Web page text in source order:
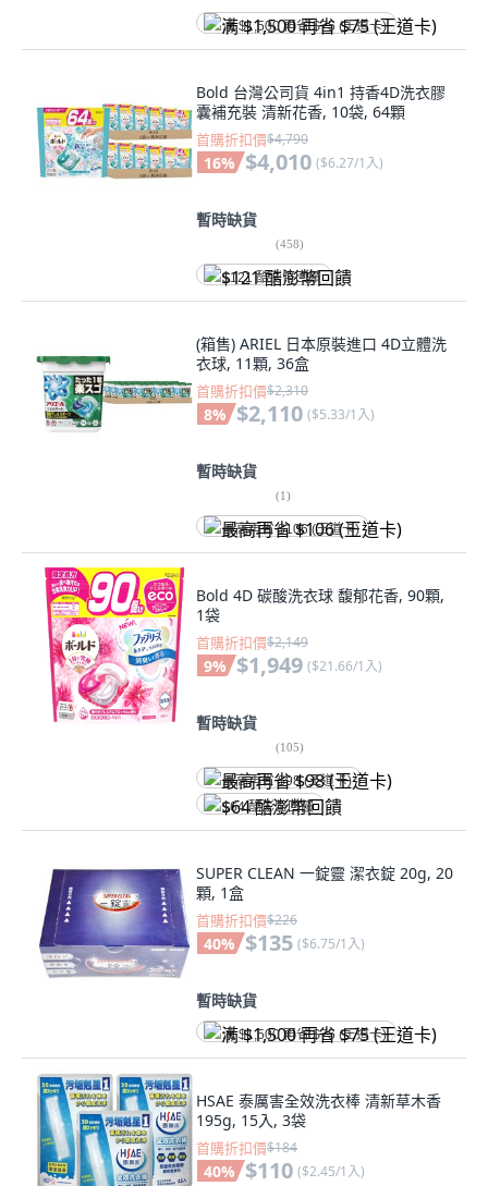
满 $1,500 再省 $75 (王道卡)
Bold 台灣公司貨 4in1 持香4D洗衣膠
囊補充裝 清新花香, 10袋, 64顆
首購折扣價$4,790
16% $4,010 ($6.27/1入)
暫時缺貨
(458)
$121 酷澎幣回饋
(箱售) ARIEL 日本原裝進口 4D立體洗
衣球, 11顆, 36盒
首購折扣價$2,310
8% $2,110 ($5.33/1入)
暫時缺貨
(1)
最高再省 $106 (王道卡)
Bold 4D 碳酸洗衣球 馥郁花香, 90顆,
1袋
首購折扣價$2,149
9% $1,949 ($21.66/1入)
暫時缺貨
(105)
最高再省 $98 (王道卡)
$64 酷澎幣回饋
SUPER CLEAN 一錠靈 潔衣錠 20g, 20
顆, 1盒
首購折扣價$226
40% $135 ($6.75/1入)
暫時缺貨
满 $1,500 再省 $75 (王道卡)
HSAE 泰厲害全效洗衣棒 清新草木香
195g, 15入, 3袋
首購折扣價$184
40% $110 ($2.45/1入)